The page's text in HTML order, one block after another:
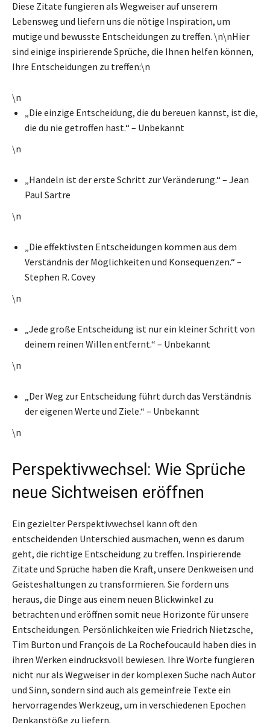
Diese Zitate fungieren als Wegweiser auf unserem
Lebensweg und liefern uns die nötige Inspiration, um
mutige und bewusste Entscheidungen zu treffen. \n\nHier
sind einige inspirierende Sprüche, die Ihnen helfen können,
Ihre Entscheidungen zu treffen:\n
\n
„Die einzige Entscheidung, die du bereuen kannst, ist die,
die du nie getroffen hast.“ – Unbekannt
\n
„Handeln ist der erste Schritt zur Veränderung.“ – Jean
Paul Sartre
\n
„Die effektivsten Entscheidungen kommen aus dem
Verständnis der Möglichkeiten und Konsequenzen.“ –
Stephen R. Covey
\n
„Jede große Entscheidung ist nur ein kleiner Schritt von
deinem reinen Willen entfernt.“ – Unbekannt
\n
„Der Weg zur Entscheidung führt durch das Verständnis
der eigenen Werte und Ziele.“ – Unbekannt
\n
Perspektivwechsel: Wie Sprüche
neue Sichtweisen eröffnen
Ein gezielter Perspektivwechsel kann oft den
entscheidenden Unterschied ausmachen, wenn es darum
geht, die richtige Entscheidung zu treffen. Inspirierende
Zitate und Sprüche haben die Kraft, unsere Denkweisen und
Geisteshaltungen zu transformieren. Sie fordern uns
heraus, die Dinge aus einem neuen Blickwinkel zu
betrachten und eröffnen somit neue Horizonte für unsere
Entscheidungen. Persönlichkeiten wie Friedrich Nietzsche,
Tim Burton und François de La Rochefoucauld haben dies in
ihren Werken eindrucksvoll bewiesen. Ihre Worte fungieren
nicht nur als Wegweiser in der komplexen Suche nach Autor
und Sinn, sondern sind auch als gemeinfreie Texte ein
hervorragendes Werkzeug, um in verschiedenen Epochen
Denkanstöße zu liefern.